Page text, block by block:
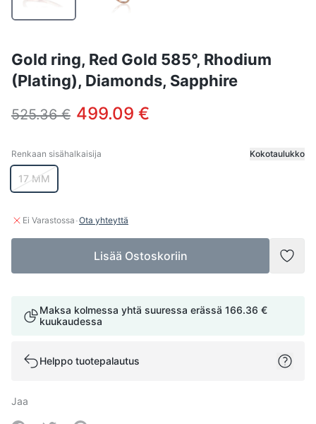
Gold ring, Red Gold 585°, Rhodium
(Plating), Diamonds, Sapphire
525.36 € 499.09 €
Renkaan sisähalkaisija Kokotaulukko
Renkaan sisähalkaisija
17 MM
Ei Varastossa ·Ota yhteyttä
Lisää Ostoskoriin
Maksa kolmessa yhtä suuressa erässä 166.36 €
kuukaudessa
Helppo tuotepalautus
Jaa